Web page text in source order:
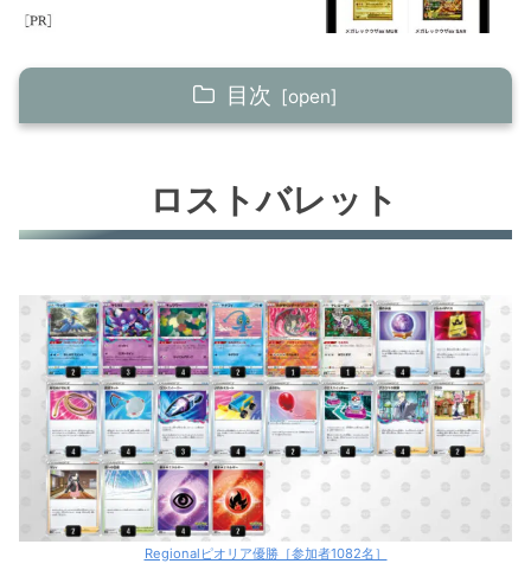
目次
オリジンパルキアV
キュレムV②
オリジンパルキアV②
オリジンパルキアV③
ギラティナV
ヒスイゾロアークV
レジギガス
ロストバレット
Regionalピオリア優勝［参加者1082名］